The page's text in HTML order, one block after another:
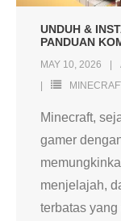
UNDUH &
PANDUAN
MAY 10, 2026
Minecraft,
gamer
menjelajah,
terbatas